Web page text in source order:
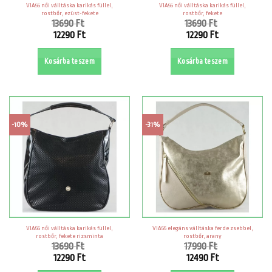
VIA55 női válltáska karikás füllel,
rostbőr, ezüst-fekete
13690Ft
Original
13690 Ft.
12290 Ft
Current
price
is:
12290 Ft.
Kosárba teszem
VIA55 női válltáska karikás füllel,
rostbőr, fekete
13690Ft
Original
13690 Ft.
12290 Ft
Current
price
is:
12290 Ft.
Kosárba teszem
-10%
VIA55 női válltáska karikás füllel,
rostbőr, fekete rizsminta
13690Ft
Original
12290 Ft
Current
-31%
VIA55 elegáns válltáska ferde zsebbel,
rostbőr, arany
17990Ft
Original
12490 Ft
Current